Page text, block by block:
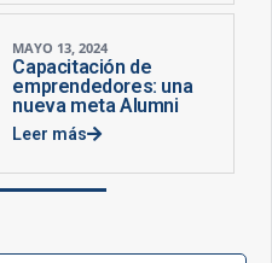
MAYO 13, 2024
Capacitación de
emprendedores: una
nueva meta Alumni
Leer más